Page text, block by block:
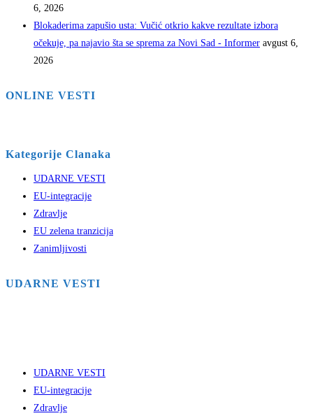
6, 2026
Blokaderima zapušio usta: Vučić otkrio kakve rezultate izbora
očekuje, pa najavio šta se sprema za Novi Sad - Informer avgust 6,
2026
ONLINE VESTI
Kategorije Clanaka
UDARNE VESTI
EU-integracije
Zdravlje
EU zelena tranzicija
Zanimljivosti
UDARNE VESTI
UDARNE VESTI
EU-integracije
Zdravlje